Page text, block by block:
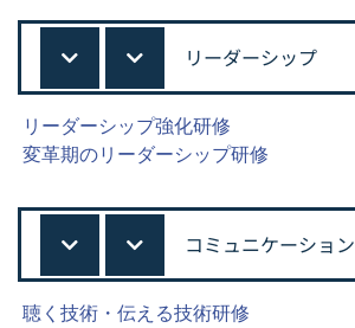
リーダーシップ
リーダーシップ強化研修
変革期のリーダーシップ研修
コミュニケーション
聴く技術・伝える技術研修